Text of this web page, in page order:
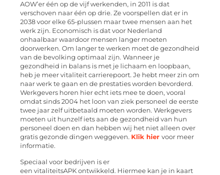
AOW’er één op de vijf werkenden, in 2011 is dat
verschoven naar één op drie. Ze voorspellen dat er in
2038 voor elke 65-plussen maar twee mensen aan het
werk zijn. Economisch is dat voor Nederland
onhaalbaar waardoor mensen langer moeten
doorwerken. Om langer te werken moet de gezondheid
van de bevolking optimaal zijn. Wanneer je
gezondheid in balans is met je lichaam en loopbaan,
heb je meer vitaliteit carrierepoort. Je hebt meer zin om
naar werk te gaan en de prestaties worden bevorderd.
Werkgevers horen hier echt iets mee te doen, vooral
omdat sinds 2004 het loon van ziek personeel de eerste
twee jaar zelf uitbetaald moeten worden. Werkgevers
moeten uit hunzelf iets aan de gezondheid van hun
personeel doen en dan hebben wij het niet alleen over
gratis gezonde dingen weggeven. Klik hier voor meer
informatie.
Speciaal voor bedrijven is er
een vitaliteitsAPK ontwikkeld. Hiermee kan je in kaart